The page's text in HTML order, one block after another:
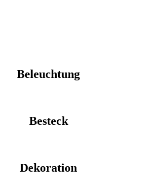
Beleuchtung
Besteck
Dekoration